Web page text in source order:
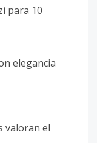
para 10
elegancia
valoran el